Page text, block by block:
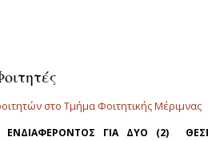
στο Τμήμα Φοιτητικής Μέριμνας
ΕΝΔΙΑΦΕΡΟΝΤΟΣ ΓΙΑ ΔΥΟ (2)